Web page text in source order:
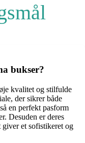
bukser?
kvalitet og stilfulde
der sikrer både
en perfekt pasform
Desuden er deres
et sofistikeret og